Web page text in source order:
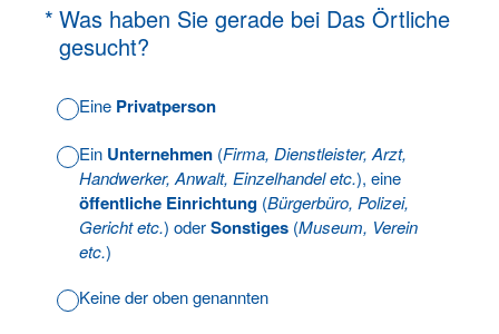
* Was haben Sie gerade bei Das Örtliche
gesucht?
(Erforderlich.)
Eine Privatperson
Ein Unternehmen (Firma, Dienstleister, Arzt,
Handwerker, Anwalt, Einzelhandel etc.), eine
öffentliche Einrichtung (Bürgerbüro, Polizei,
Gericht etc.) oderSonstiges (Museum, Verein
etc.)
Keine der oben genannten